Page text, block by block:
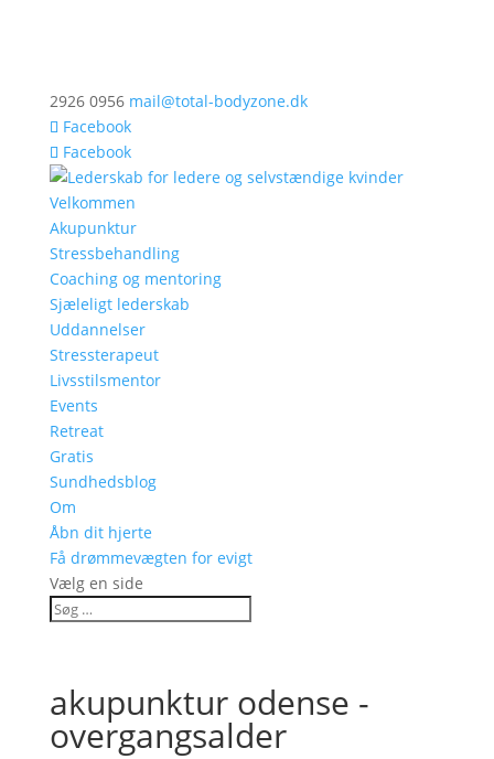
2926 0956 mail@total-bodyzone.dk
Facebook
Facebook
Velkommen
Akupunktur
Stressbehandling
Coaching og mentoring
Sjæleligt lederskab
Uddannelser
Stressterapeut
Livsstilsmentor
Events
Retreat
Gratis
Sundhedsblog
Om
Åbn dit hjerte
Få drømmevægten for evigt
Vælg en side
akupunktur odense -
overgangsalder